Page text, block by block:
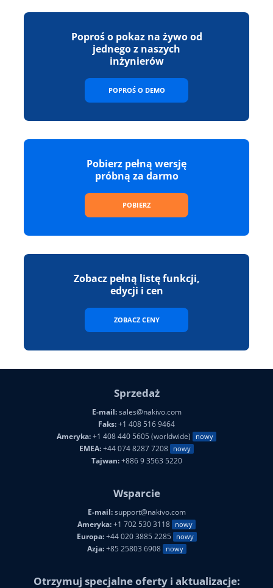
Poproś o pokaz na żywo od
jednego z naszych
inżynierów
POPROŚ O DEMO
Pobierz pełną wersję
próbną za darmo
POBIERZ
Zobacz pełną listę funkcji,
edycji i cen
ZOBACZ CENY
Sprzedaż
E-mail:sales@nakivo.com
Faks:+1 408 516 9464
Ameryka:+1 408 440 5605 (worldwide) nowy
EMEA:+44 074 8287 7208 nowy
Tajwan:+886 9 3563 5220
Wsparcie
E-mail:support@nakivo.com
Ameryka:+1 702 530 3118 nowy
Europa:+44 020 3885 2285 nowy
Azja:+85 25803 6908 nowy
Otrzymuj specjalne oferty i aktualizacje: